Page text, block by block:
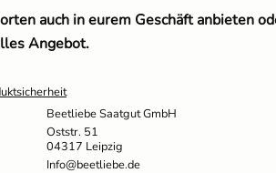
auch in eurem Geschäft anbieten
Angebot.
Beetliebe Saatgut GmbH
Oststr. 51
04317 Leipzig
Info@beetliebe.de